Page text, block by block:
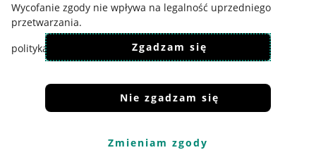
Wycofanie zgody nie wpływa na legalność uprzedniego
przetwarzania.
polityka plików cookies
polityka ochrony prywatności
Zgadzam się
Nie zgadzam się
Zmieniam zgody
Korzystanie z serwisu oznacza akceptacjęregulaminu